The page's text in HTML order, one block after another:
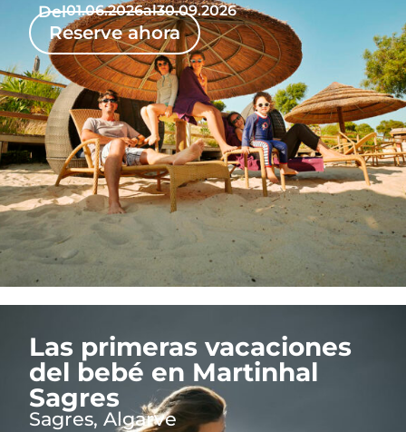
Reserve ahora
Del01.06.2026al30.09.2026
Las primeras vacaciones
del bebé en Martinhal
Sagres
Sagres, Algarve